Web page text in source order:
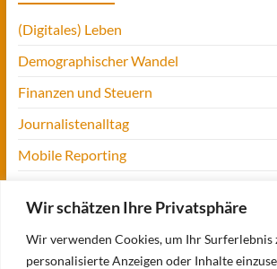
Wir schätzen Ihre Privatsphäre
Wir verwenden Cookies, um Ihr Surferlebnis
personalisierte Anzeigen oder Inhalte
(Digitales) Leben
Demographischer Wandel
Finanzen und Steuern
Journalistenalltag
Mobile Reporting
Tansania
UofM